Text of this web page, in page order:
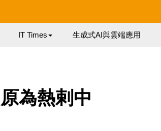
IT Times 生成式AI與雲端應用
為熱剌中